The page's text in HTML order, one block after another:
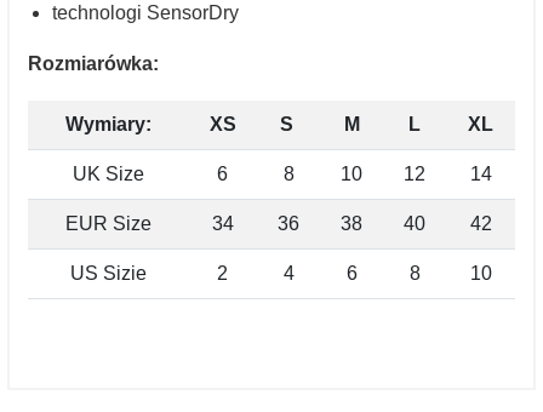
technologi SensorDry
Rozmiarówka:
Wymiary: XS S M L XL
UK Size 6 8 10 12 14
EUR Size 34 36 38 40 42
US Sizie 2 4 6 8 10